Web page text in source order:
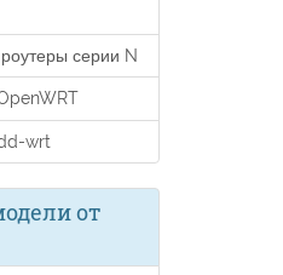
серии N
wrt
от